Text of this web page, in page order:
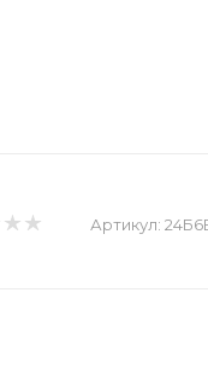
Артикул: